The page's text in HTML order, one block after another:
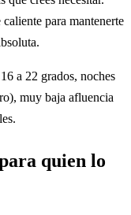
para mantenerte
a 22 grados, noches
muy baja afluencia
quien lo